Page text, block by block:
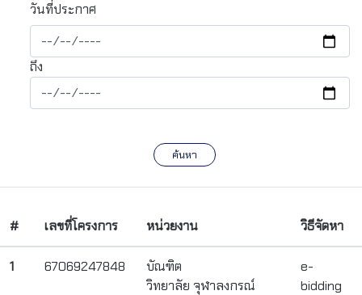
วันที่ประกาศ
ถึง
ค้นหา
# เลขที่โครงการ หน่วยงาน วิธีจัดหา
1 67069247848
บัณฑิต
วิทยาลัย จุฬาลงกรณ์
e-
bidding